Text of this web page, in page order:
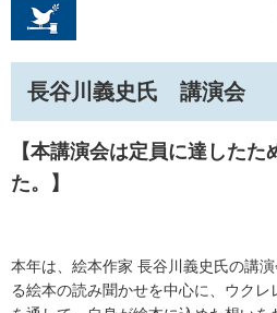
長谷川義史氏 講演会
【本講演会は定員に達した
た。】
本年は、絵本作家 長谷川義史氏の講
る絵本の読み聞かせを中心に、ウク